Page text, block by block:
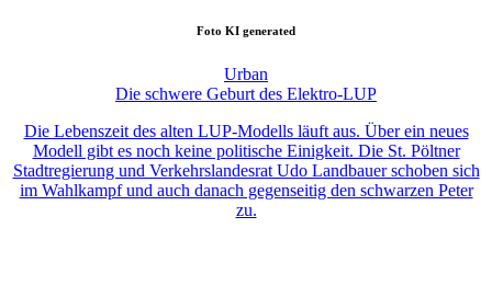
Foto KI generated
Urban
Die schwere Geburt des Elektro-LUP
Die Lebenszeit des alten LUP-Modells läuft aus. Über ein neues
Modell gibt es noch keine politische Einigkeit. Die St. Pöltner
Stadtregierung und Verkehrslandesrat Udo Landbauer schoben sich
im Wahlkampf und auch danach gegenseitig den schwarzen Peter
zu.